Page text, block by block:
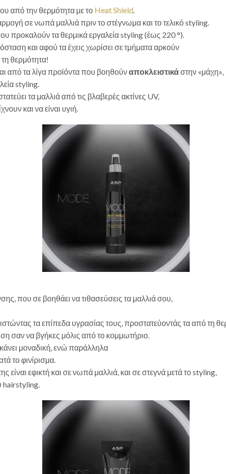
από την θερμότητα με το Heat Shield.
σε νωπά μαλλιά πριν το στέγνωμα και το τελικό styling.
προκαλούν τα θερμικά εργαλεία styling (έως 220 °).
και αφού τα έχεις χωρίσει σε τμήματα αρκούν
θερμότητα!
από τα λίγα προϊόντα που βοηθούναποκλειστικάστην «μάχη»,
styling.
τα μαλλιά από τις βλαβερές ακτίνες UV,
και να είναι υγιή.
που σε βοηθάει να τιθασεύσεις τα μαλλιά σου,
τα επίπεδα υγρασίας τους, προστατεύοντάς τα από τη
σαν να βγήκες μόλις από το κομμωτήριο.
μοναδική, ενώ παράλληλα
το φινίρισμα.
είναι εφικτή και σε νωπά μαλλιά, και σε στεγνά μετά το styling,
hairstyling.